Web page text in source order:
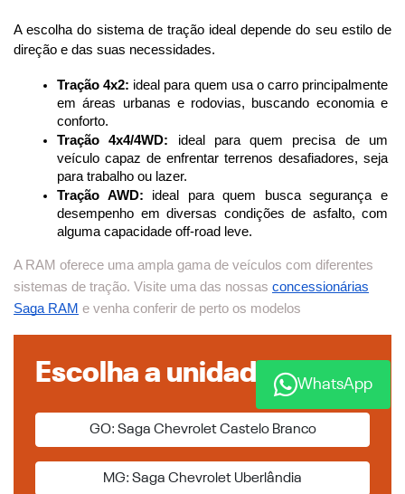
A escolha do sistema de tração ideal depende do seu estilo de
direção e das suas necessidades.
Tração 4x2: ideal para quem usa o carro principalmente
em áreas urbanas e rodovias, buscando economia e
conforto.
Tração 4x4/4WD: ideal para quem precisa de um
veículo capaz de enfrentar terrenos desafiadores, seja
para trabalho ou lazer.
Tração AWD: ideal para quem busca segurança e
desempenho em diversas condições de asfalto, com
alguma capacidade off-road leve.
A RAM oferece uma ampla gama de veículos com diferentes
sistemas de tração. Visite uma das nossas concessionárias
Saga RAM e venha conferir de perto os modelos
Escolha a unidade
GO: Saga Chevrolet Castelo Branco
MG: Saga Chevrolet Uberlândia
WhatsApp